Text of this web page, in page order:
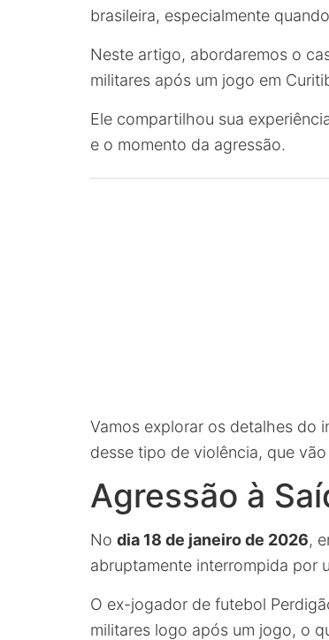
brasileira, especialmente
Neste artigo, abordaremos o
militares após um jogo em
Ele compartilhou sua
e o momento da agressão.
Vamos explorar os detalhes do
desse tipo de violência, que
Agressão à
No dia 18 de janeiro de 2026,
abruptamente interrompida por
O ex-jogador de futebol
militares logo após um jogo, o